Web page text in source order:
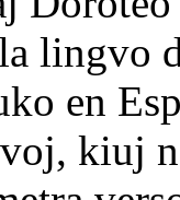
lingvo
en
kiuj